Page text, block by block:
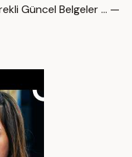
Güncel Belgeler … —